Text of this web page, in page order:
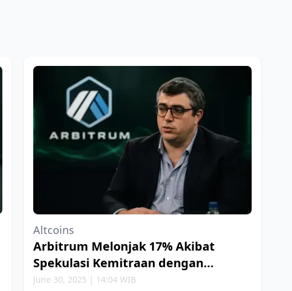
Altcoins
Arbitrum Melonjak 17% Akibat
Spekulasi Kemitraan dengan
Robinhood
June 30, 2025 | 14:04 WIB